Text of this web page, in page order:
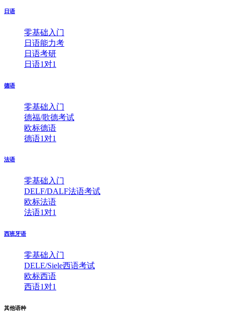
日语
零基础入门
日语能力考
日语考研
日语1对1
德语
零基础入门
德福/歌德考试
欧标德语
德语1对1
法语
零基础入门
DELF/DALF法语考试
欧标法语
法语1对1
西班牙语
零基础入门
DELE/Siele西语考试
欧标西语
西语1对1
其他语种